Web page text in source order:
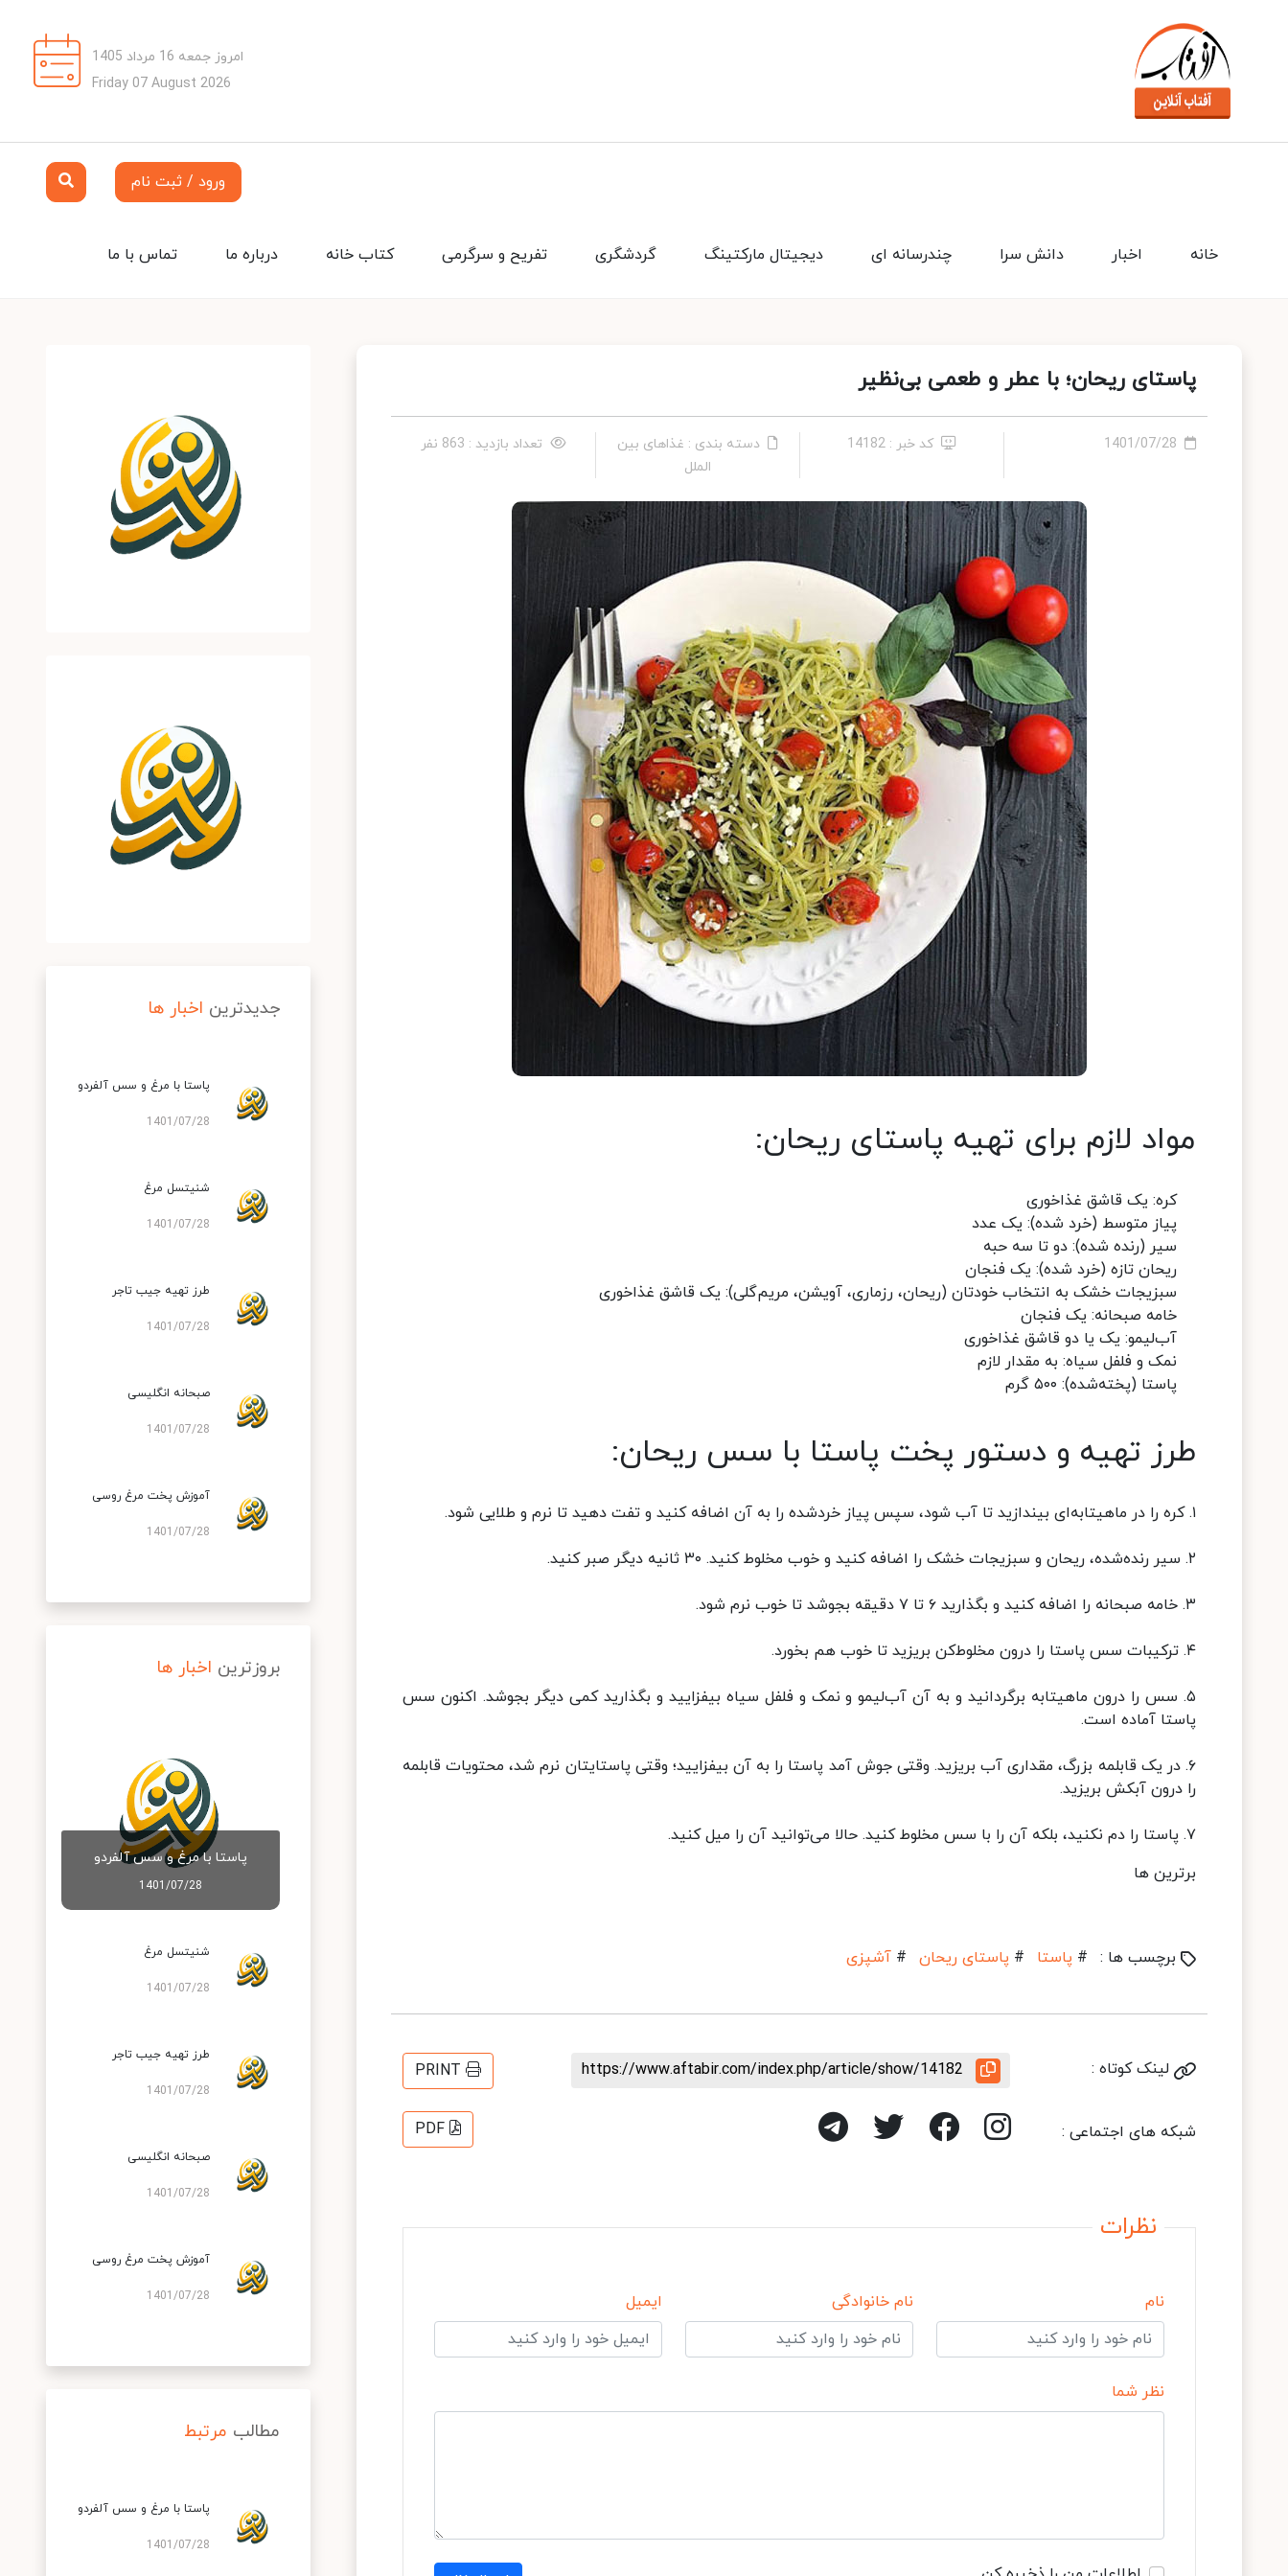
امروز جمعه 16 مرداد 1405
Friday 07 August 2026
ورود / ثبت نام
تماس با ما درباره ما کتاب خانه تفریح و سرگرمی گردشگری دیجیتال مارکتینگ چندرسانه ای دانش سرا اخبار خانه
پاستای ریحان؛ با عطر و طعمی بی‌نظیر
1401/07/28 کد خبر : 14182
دسته بندی : غذاهای بین
الملل
تعداد بازدید : 863 نفر
مواد لازم برای تهیه پاستای ریحان:
کره: یک قاشق غذاخوری
پیاز متوسط (خرد شده): یک عدد
سیر (رنده شده): دو تا سه حبه
ریحان تازه (خرد شده): یک فنجان
سبزیجات خشک به انتخاب خودتان (ریحان، رزماری، آویشن، مریم‌گلی): یک قاشق غذاخوری
خامه صبحانه: یک فنجان
آب‌لیمو: یک یا دو قاشق غذاخوری
نمک و فلفل سیاه: به مقدار لازم
پاستا (پخته‌شده): ۵۰۰ گرم
طرز تهیه و دستور پخت پاستا با سس ریحان:
۱. کره را در ماهیتابه‌ای بیندازید تا آب شود، سپس پیاز خردشده را به آن اضافه کنید و تفت دهید تا نرم و طلایی شود.
۲. سیر رنده‌شده، ریحان و سبزیجات خشک را اضافه کنید و خوب مخلوط کنید. ۳۰ ثانیه دیگر صبر کنید.
۳. خامه صبحانه را اضافه کنید و بگذارید ۶ تا ۷ دقیقه بجوشد تا خوب نرم شود.
۴. ترکیبات سس پاستا را درون مخلوط‌کن بریزید تا خوب هم بخورد.
۵. سس را درون ماهیتابه برگردانید و به آن آب‌لیمو و نمک و فلفل سیاه بیفزایید و بگذارید کمی دیگر بجوشد. اکنون سس
پاستا آماده است.
۶. در یک قابلمه بزرگ، مقداری آب بریزید. وقتی جوش آمد پاستا را به آن بیفزایید؛ وقتی پاستایتان نرم شد، محتویات قابلمه
را درون آبکش بریزید.
۷. پاستا را دم نکنید، بلکه آن را با سس مخلوط کنید. حالا می‌توانید آن را میل کنید.
برترین ها
برچسب ها : # پاستا # پاستای ریحان # آشپزی
لینک کوتاه : https://www.aftabir.com/index.php/article/show/14182
PRINT
شبکه های اجتماعی : PDF
نظرات
نام نام خانوادگی ایمیل
نظر شما
جدیدترین اخبار ها
پاستا با مرغ و سس آلفردو
1401/07/28
شنیتسل مرغ
1401/07/28
طرز تهیه جیب تاجر
1401/07/28
صبحانه انگلیسی
1401/07/28
آموزش پخت مرغ روسی
1401/07/28
بروزترین اخبار ها
پاستا با مرغ و سس آلفردو
1401/07/28
شنیتسل مرغ
1401/07/28
طرز تهیه جیب تاجر
1401/07/28
صبحانه انگلیسی
1401/07/28
آموزش پخت مرغ روسی
1401/07/28
مطالب مرتبط
پاستا با مرغ و سس آلفردو
1401/07/28